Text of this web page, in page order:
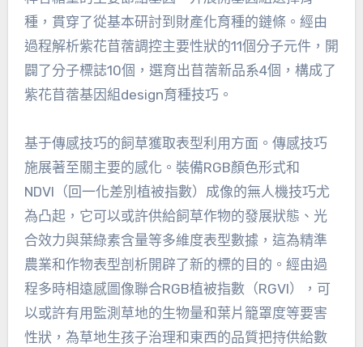
種，貫穿了從基本研討到財產化育種的鏈條。經由
過程解析紫花苜蓿調控主要性狀的11個分子元件，開
闢了分子標誌10個，選育出苜蓿新品系4個，構成了
紫花苜蓿基因組design育種技巧。
基于傳感技巧的飼草獲取表型利用方面。傳感技巧
施展著至關主要的感化。裝備RGB顏色形式和
NDVI（回一化差別植被指數）成像的無人機技巧尤
為凸起，它可以或許供給飼草作物的發展狀態、光
合效力與葉綠素含量等多維度表型數據，這為精準
農業和作物表型剖析開辟了新的標的目的。經由過
程多時相遠感圖像聯合RGB植被指數（RGVI），可
以或許有用監測草地的生物量和葉片籠罩度等要害
性狀，為草地生孩子治理和東西的品質把持供給數